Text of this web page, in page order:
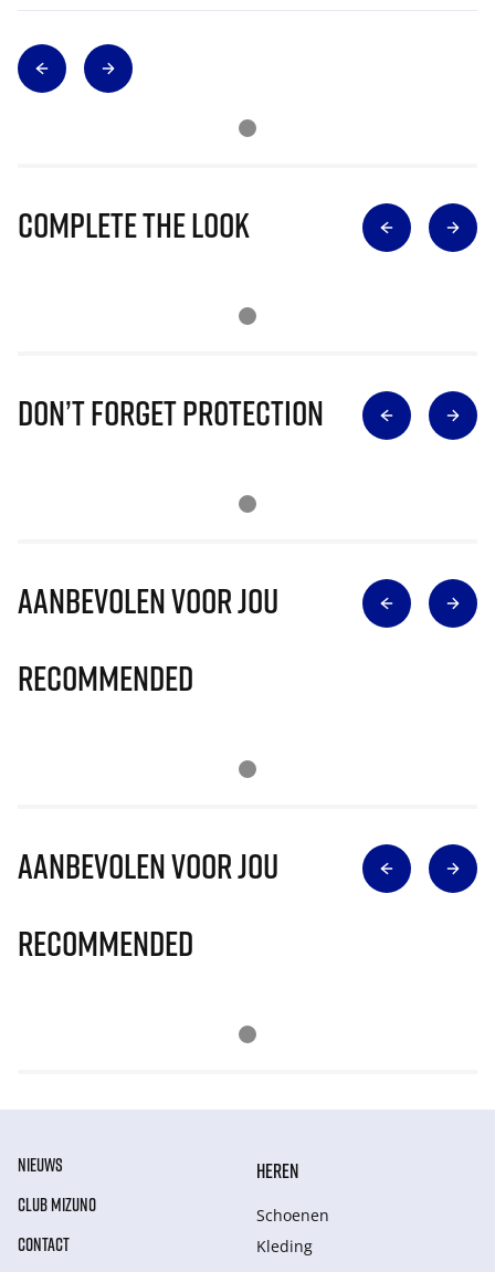
Complete The Look
Don’t Forget Protection
Aanbevolen voor jou
Recommended
Aanbevolen voor jou
Recommended
NIEUWS
CLUB MIZUNO
CONTACT
HEREN
Schoenen
Kleding